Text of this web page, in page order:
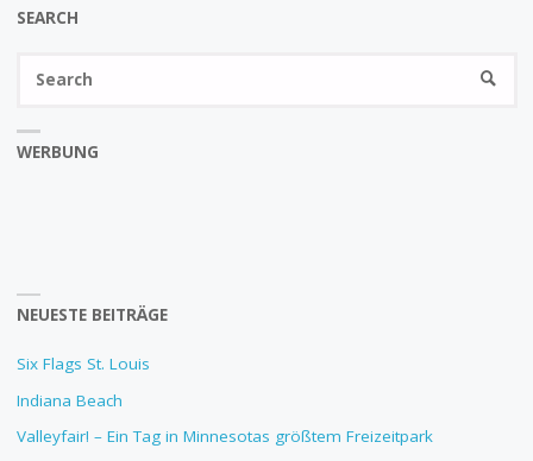
SEARCH
WERBUNG
NEUESTE BEITRÄGE
Six Flags St. Louis
Indiana Beach
Valleyfair! – Ein Tag in Minnesotas größtem Freizeitpark